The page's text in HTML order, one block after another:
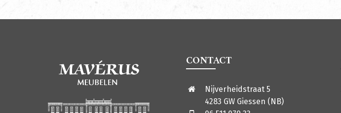
CONTACT
Nijverheidstraat 5
4283 GW Giessen (NB)